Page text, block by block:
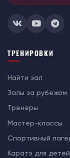
ТРЕНИРОВКИ
Найти зал
Залы за рубежом
Тренеры
Мастер-классы
Спортивный
Каратэ для детей